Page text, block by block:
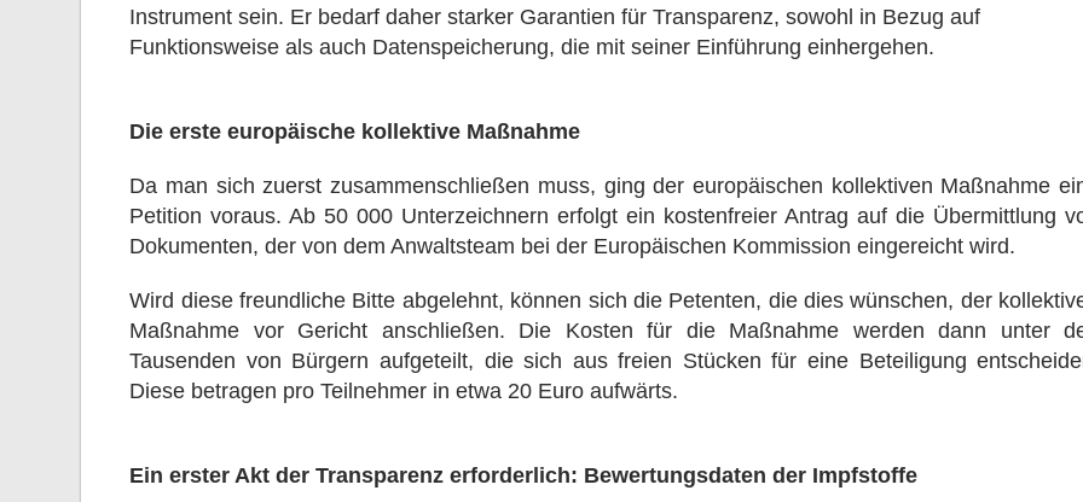
Instrument sein. Er bedarf daher starker Garantien für Transparenz, sowohl in Bezug auf
Funktionsweise als auch Datenspeicherung, die mit seiner Einführung einhergehen.
Die erste europäische kollektive Maßnahme
Da man sich zuerst zusammenschließen muss, ging der europäischen kollektiven Maßnahme
Petition voraus. Ab 50 000 Unterzeichnern erfolgt ein kostenfreier Antrag auf die Übermittlung
Dokumenten, der von dem Anwaltsteam bei der Europäischen Kommission eingereicht wird.
Wird diese freundliche Bitte abgelehnt, können sich die Petenten, die dies wünschen, der
Maßnahme vor Gericht anschließen. Die Kosten für die Maßnahme werden dann unter
Tausenden von Bürgern aufgeteilt, die sich aus freien Stücken für eine Beteiligung
Diese betragen pro Teilnehmer in etwa 20 Euro aufwärts.
Ein erster Akt der Transparenz erforderlich: Bewertungsdaten der Impfstoffe